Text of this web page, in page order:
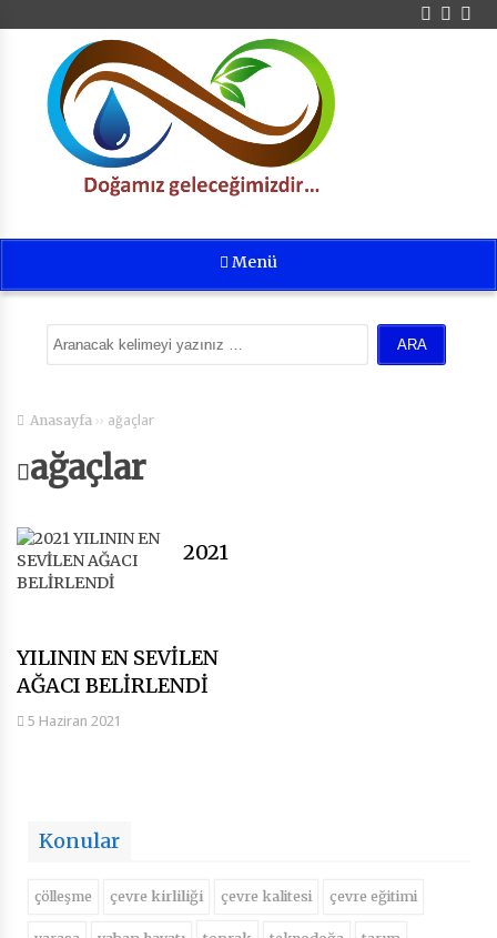
Menü
Anasayfa ›› ağaçlar
ağaçlar
2021
YILININ EN SEVİLEN
AĞACI BELİRLENDİ
5 Haziran 2021
Konular
çölleşme çevre kirliliği çevre kalitesi çevre eğitimi